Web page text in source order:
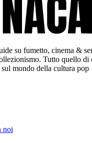
su fumetto, cinema &
Tutto quello di
mondo della cultura pop
noi